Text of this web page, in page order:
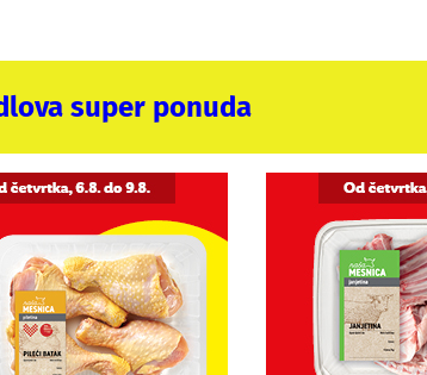
super ponuda